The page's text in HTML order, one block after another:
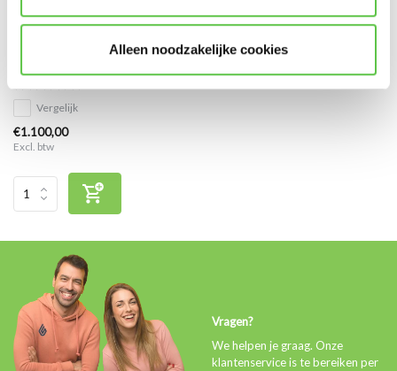
Alleen noodzakelijke cookies
Cisco Meraki MS350-48LP
Vergelijk
€1.100,00
Excl. btw
Vragen?
We helpen je graag. Onze
klantenservice is te bereiken per